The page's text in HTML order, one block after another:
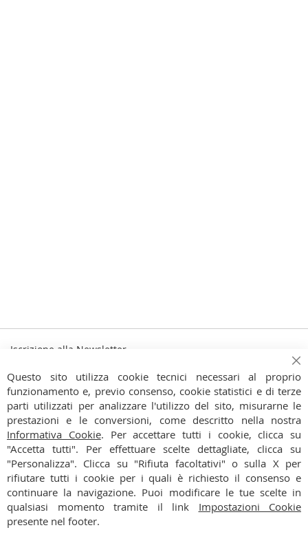
Iscrizione alla Newsletter
alla
nostra
Newsletter:
Iscriviti
Ho preso visione dell'Informativa Privacy
CONTATTI
CONDIZIONI
PAGAMENTI
Questo sito utilizza cookie tecnici necessari al proprio
funzionamento e, previo consenso, cookie statistici e di terze
parti utilizzati per analizzare l'utilizzo del sito, misurarne le
prestazioni e le conversioni, come descritto nella nostra
Informativa Cookie. Per accettare tutti i cookie, clicca su
"Accetta tutti". Per effettuare scelte dettagliate, clicca su
"Personalizza". Clicca su "Rifiuta facoltativi" o sulla X per
rifiutare tutti i cookie per i quali è richiesto il consenso e
continuare la navigazione. Puoi modificare le tue scelte in
qualsiasi momento tramite il link Impostazioni Cookie
presente nel footer.